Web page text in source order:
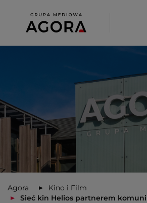
Agora
Kino i Film
Sieć kin Helios partnerem